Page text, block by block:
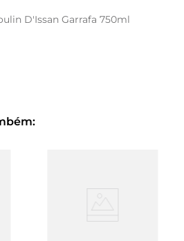
D'Issan Garrafa 750ml